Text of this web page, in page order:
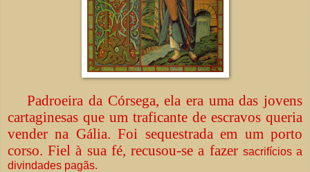
Padroeira da Córsega, ela era uma das jovens
cartaginesas que um traficante de escravos queria
vender na Gália. Foi sequestrada em um porto
corso. Fiel à sua fé, recusou-se a fazer sacrifícios a
divindades pagãs.